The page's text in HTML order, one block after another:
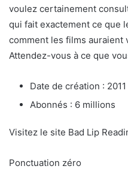
voulez certainement
qui fait exactement ce que
comment les films auraient
Attendez-vous à ce que
Date de création : 2011
Abonnés : 6 millions
Visitez le site Bad Lip
Ponctuation zéro